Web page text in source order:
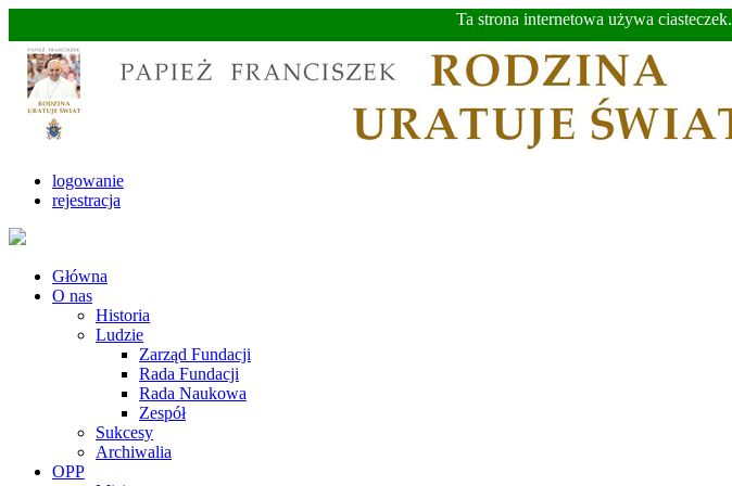
Ta strona internetowa używa ciasteczek.
logowanie
rejestracja
Główna
O nas
Historia
Ludzie
Zarząd Fundacji
Rada Fundacji
Rada Naukowa
Zespół
Sukcesy
Archiwalia
OPP